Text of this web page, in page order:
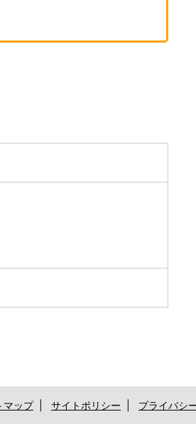
マップ サイトポリシー プライバシ